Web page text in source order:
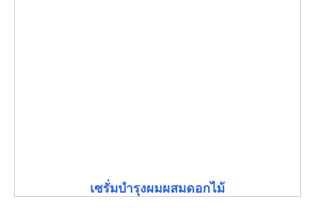
เซรั่มบำรุงผมผสมดอกไม้